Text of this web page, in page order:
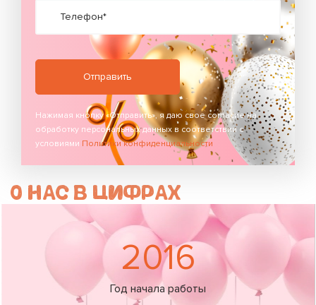
Телефон*
Нажимая кнопку «Отправить», я даю свое согласие на
обработку персональных данных в соответствии с
условиями Политики конфиденциальности
О НАС В ЦИФРАХ
2016
Год начала работы